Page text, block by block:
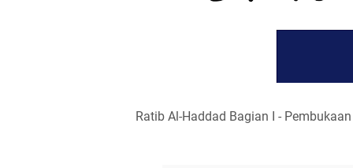
Ratib Al-Haddad Bagian I - Pembukaan